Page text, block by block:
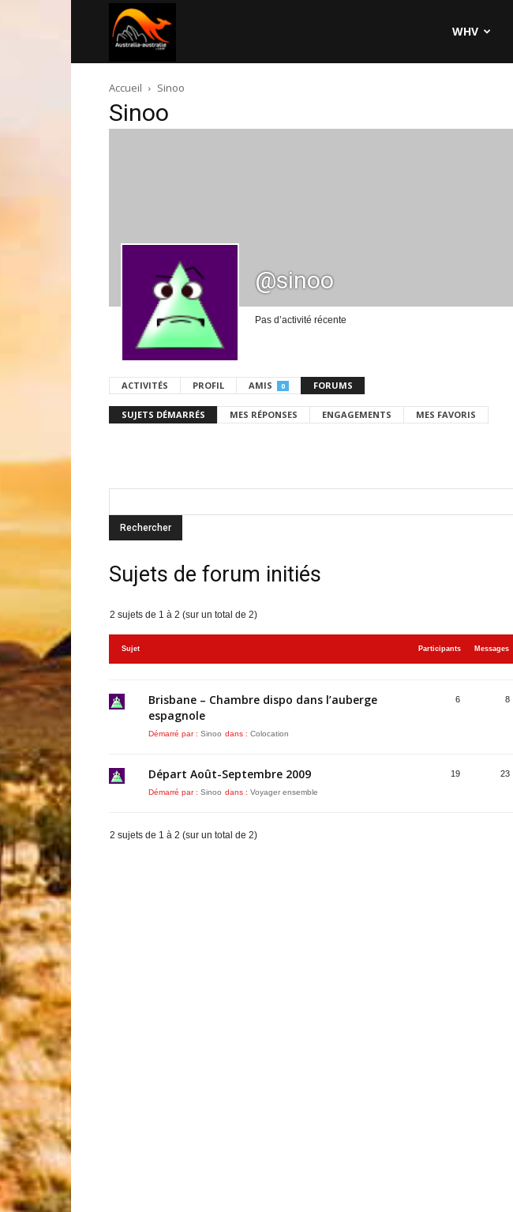
australie.com
WHV
Accueil Sinoo
Sinoo
@sinoo
Pas d’activité récente
ACTIVITÉS PROFIL AMIS 0 FORUMS
SUJETS DÉMARRÉS MES RÉPONSES ENGAGEMENTS MES FAVORIS
Sujets de forum initiés
2 sujets de 1 à 2 (sur un total de 2)
Sujet Participants Messages
Brisbane – Chambre dispo dans l’auberge
espagnole
Démarré par : Sinoo dans : Colocation
6 8
Départ Août-Septembre 2009
Démarré par : Sinoo dans : Voyager ensemble
19 23
2 sujets de 1 à 2 (sur un total de 2)